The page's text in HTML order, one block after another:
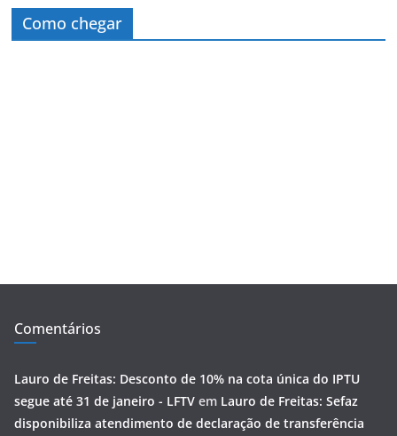
Como chegar
Comentários
Lauro de Freitas: Desconto de 10% na cota única do IPTU
segue até 31 de janeiro - LFTV em Lauro de Freitas: Sefaz
disponibiliza atendimento de declaração de transferência